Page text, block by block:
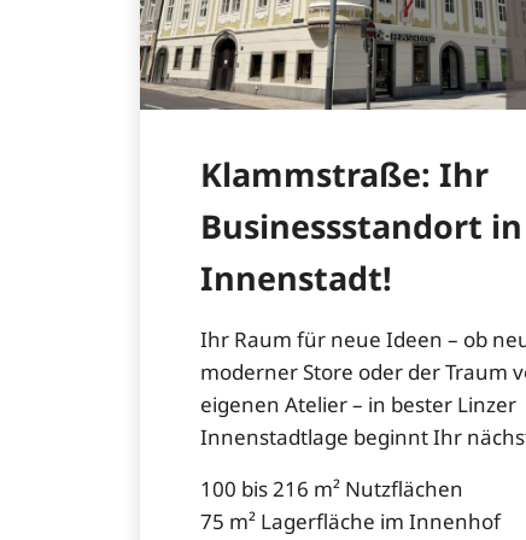
Klammstraße: Ihr
Businessstandort
Innenstadt!
Ihr Raum für neue Ideen – ob
moderner Store oder der Traum
eigenen Atelier – in bester Linzer
Innenstadtlage beginnt Ihr
100 bis 216 m² Nutzflächen
75 m² Lagerfläche im Innenhof